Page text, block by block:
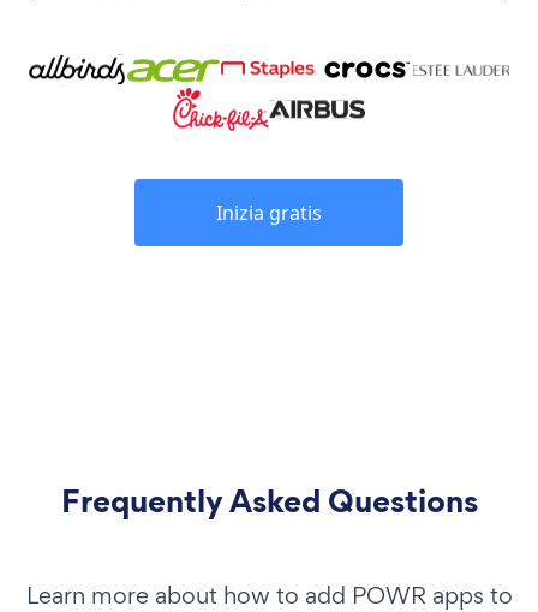
Inizia gratis
Frequently Asked Questions
Learn more about how to add POWR apps to